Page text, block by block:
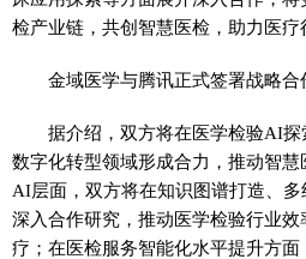
检产业链，共创智慧医检，助力医疗
金域医学与腾讯正式签署战略
据介绍，双方将在医学检验AI
数字化转型领域形成合力，推动智
AI层面，双方将在知识图谱打造、
深入合作研究，推动医学检验行业
疗；在医检服务智能化水平提升方面